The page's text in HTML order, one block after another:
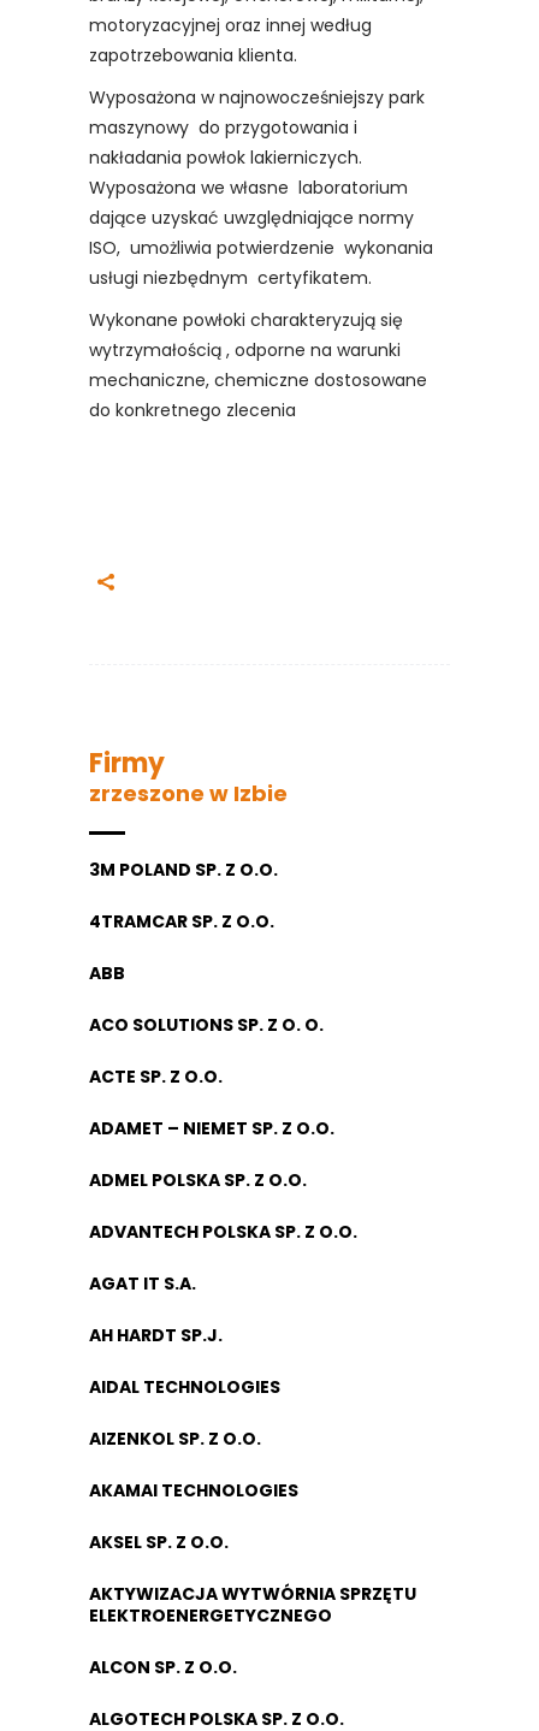
motoryzacyjnej oraz innej według
zapotrzebowania klienta.
Wyposażona w najnowocześniejszy park
maszynowy do przygotowania i
nakładania powłok lakierniczych.
Wyposażona we własne laboratorium
dające uzyskać uwzględniające normy
ISO, umożliwia potwierdzenie wykonania
usługi niezbędnym certyfikatem.
Wykonane powłoki charakteryzują się
wytrzymałością , odporne na warunki
mechaniczne, chemiczne dostosowane
do konkretnego zlecenia
Firmy
zrzeszone w Izbie
3M POLAND SP. Z O.O.
4TRAMCAR SP. Z O.O.
ABB
ACO SOLUTIONS SP. Z O. O.
ACTE SP. Z O.O.
ADAMET – NIEMET SP. Z O.O.
ADMEL POLSKA SP. Z O.O.
ADVANTECH POLSKA SP. Z O.O.
AGAT IT S.A.
AH HARDT SP.J.
AIDAL TECHNOLOGIES
AIZENKOL SP. Z O.O.
AKAMAI TECHNOLOGIES
AKSEL SP. Z O.O.
AKTYWIZACJA WYTWÓRNIA SPRZĘTU
ELEKTROENERGETYCZNEGO
ALCON SP. Z O.O.
ALGOTECH POLSKA SP. Z O.O.